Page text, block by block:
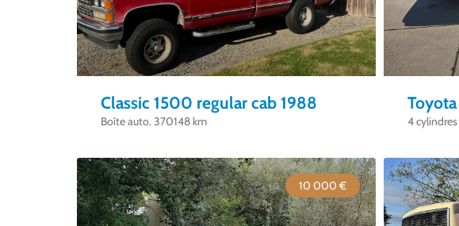
Classic 1500 regular cab 1988
Boîte auto. 370148 km 4
10 000 €